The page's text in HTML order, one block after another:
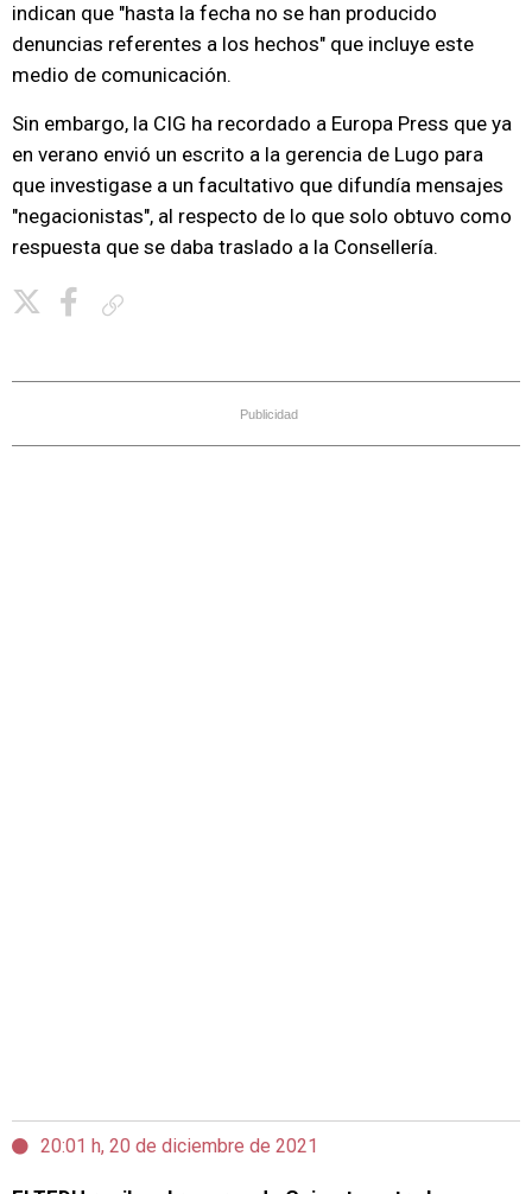
indican que "hasta la fecha no se han producido
denuncias referentes a los hechos" que incluye este
medio de comunicación.
Sin embargo, la CIG ha recordado a Europa Press que ya
en verano envió un escrito a la gerencia de Lugo para
que investigase a un facultativo que difundía mensajes
"negacionistas", al respecto de lo que solo obtuvo como
respuesta que se daba traslado a la Consellería.
Publicidad
20:01 h, 20 de diciembre de 2021